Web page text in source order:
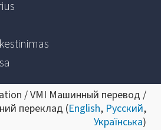
/ VMI Машинный перевод /
переклад (English, Русский,
Українська)